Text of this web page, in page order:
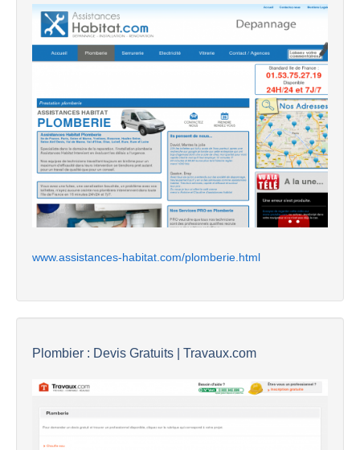
www.assistances-habitat.com/plomberie.html
Plombier : Devis Gratuits | Travaux.com